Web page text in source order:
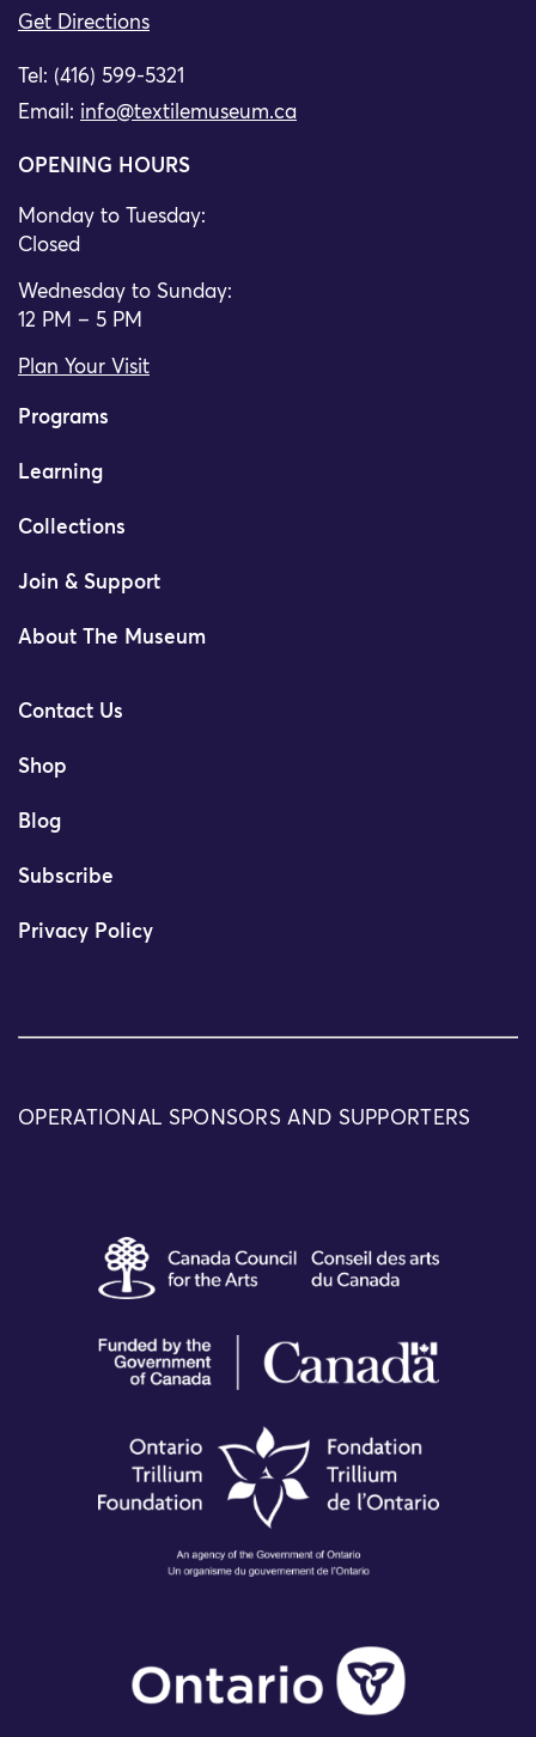
Get Directions
Tel: (416) 599-5321
Email: info@textilemuseum.ca
OPENING HOURS
Monday to Tuesday:
Closed
Wednesday to Sunday:
12 PM – 5 PM
Plan Your Visit
Programs
Learning
Collections
Join & Support
About The Museum
Contact Us
Shop
Blog
Subscribe
Privacy Policy
OPERATIONAL SPONSORS AND SUPPORTERS